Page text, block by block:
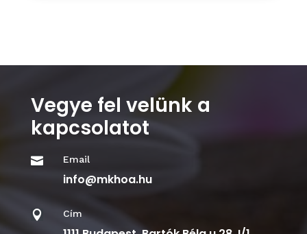
Vegye fel velünk a
kapcsolatot
 Email
info@mkhoa.hu
 Cím